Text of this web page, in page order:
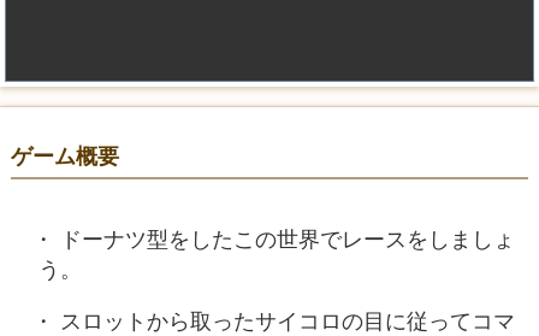
ゲーム概要
ドーナツ型をしたこの世界でレースをしましょ
う。
スロットから取ったサイコロの目に従ってコマ